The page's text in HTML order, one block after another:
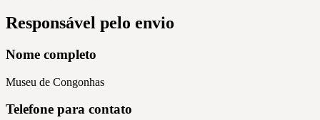
Responsável pelo envio
Nome completo
Museu de Congonhas
Telefone para contato